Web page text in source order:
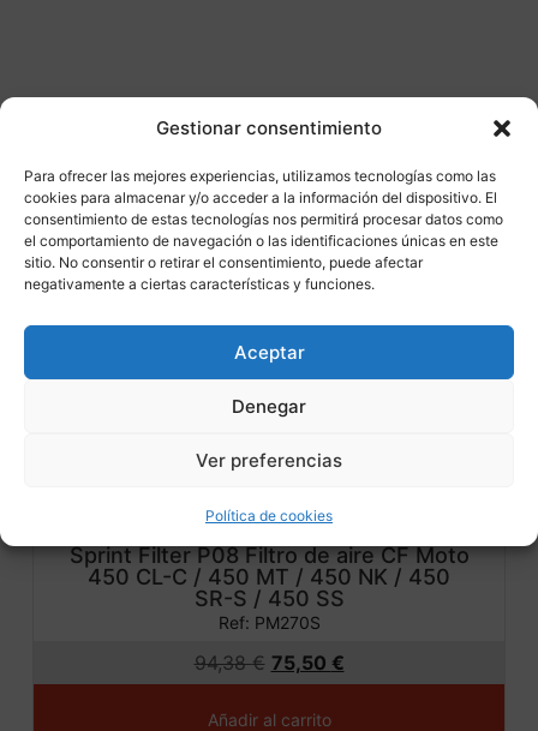
Gestionar consentimiento
Para ofrecer las mejores experiencias, utilizamos tecnologías como las
cookies para almacenar y/o acceder a la información del dispositivo. El
consentimiento de estas tecnologías nos permitirá procesar datos como
el comportamiento de navegación o las identificaciones únicas en este
sitio. No consentir o retirar el consentimiento, puede afectar
negativamente a ciertas características y funciones.
Aceptar
Denegar
Ver preferencias
Política de cookies
Otros productos
DISPONIBLE ENVÍO GRATIS 24/48H
¡Ofer
Compatibilidad 5
Sprint Filter P08 Filtro de aire CF Moto
450 CL-C / 450 MT / 450 NK / 450
SR-S / 450 SS
Ref: PM270S
94,38€ 75,50 €
Añadir al carrito